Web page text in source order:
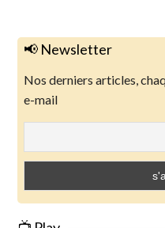
📢 Newsletter
Nos derniers articles,
e-mail